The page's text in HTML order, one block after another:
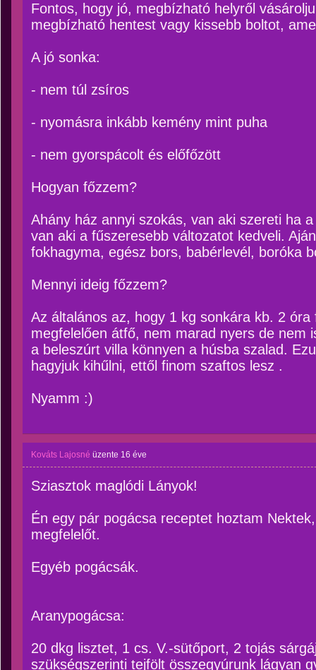
Fontos, hogy jó, megbízható helyről
megbízható hentest vagy kissebb boltot,
A jó sonka:
- nem túl zsíros
- nyomásra inkább kemény mint puha
- nem gyorspácolt és előfőzött
Hogyan főzzem?
Ahány ház annyi szokás, van aki szereti ha
van aki a fűszeresebb változatot kedveli.
fokhagyma, egész bors, babérlevél, boróka
Mennyi ideig főzzem?
Az általános az, hogy 1 kg sonkára kb. 2
megfelelően átfő, nem marad nyers de nem
a beleszúrt villa könnyen a húsba szalad.
hagyjuk kihűlni, ettől finom szaftos lesz .
Nyamm :)
Kováts Lajosné üzente 16 éve
Sziasztok maglódi Lányok!
Én egy pár pogácsa receptet hoztam
megfelelőt.
Egyéb pogácsák.
Aranypogácsa:
20 dkg lisztet, 1 cs. V.-sütőport, 2 tojás
szükségszerinti tejfölt összegyúrunk lágyan